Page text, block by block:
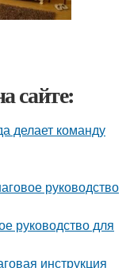
сайте:
делает команду
руководство
руководство для
инструкция